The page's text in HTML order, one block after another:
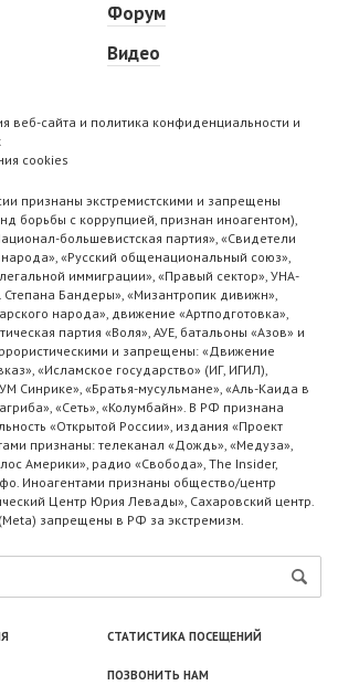
Форум
Видео
веб-сайта и политика конфиденциальности и
cookies
признаны экстремистскими и запрещены
борьбы с коррупцией, признан иноагентом),
большевистская партия», «Свидетели
«Русский общенациональный союз»,
иммиграции», «Правый сектор», УНА-
Бандеры», «Мизантропик дивижн»,
народа», движение «Артподготовка»,
партия «Воля», АУЕ, батальоны «Азов» и
и запрещены: «Движение
«Исламское государство» (ИГ, ИГИЛ),
Синрике», «Братья-мусульмане», «Аль-Каида в
«Сеть», «Колумбайн». В РФ признана
«Открытой России», издания «Проект
признаны: телеканал «Дождь», «Медуза»,
Америки», радио «Свобода», The Insider,
Иноагентами признаны общество/центр
Центр Юрия Левады», Сахаровский центр.
запрещены в РФ за экстремизм.
СТАТИСТИКА ПОСЕЩЕНИЙ
ПОЗВОНИТЬ НАМ